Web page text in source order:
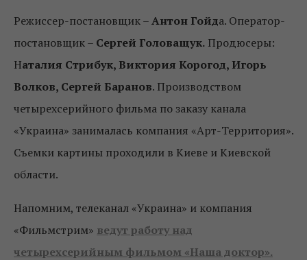
Режиссер-постановщик –Антон Гойда. Оператор-
постановщик – Сергей Головащук. Продюсеры:
Наталия Стрибук, Виктория Корогод, Игорь
Волков, Сергей Баранов. Производством
четырехсерийного фильма по заказу канала
«Украина» занималась компания «Арт-Территория».
Съемки картины проходили в Киеве и Киевской
области.
Напомним, телеканал «Украина» и компания
«Фильмстрим» ведут работу над
четырехсерийным фильмом «Наша доктор».